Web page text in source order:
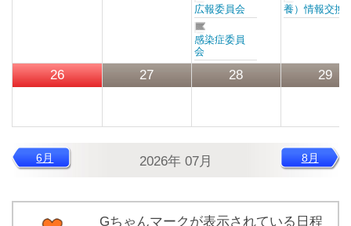
広報委員会
感染症委員
会
養）情報交換
26 27 28 29
2026年 07月 8月
6月
Gちゃんマークが表示されている日程
会員専用ページ